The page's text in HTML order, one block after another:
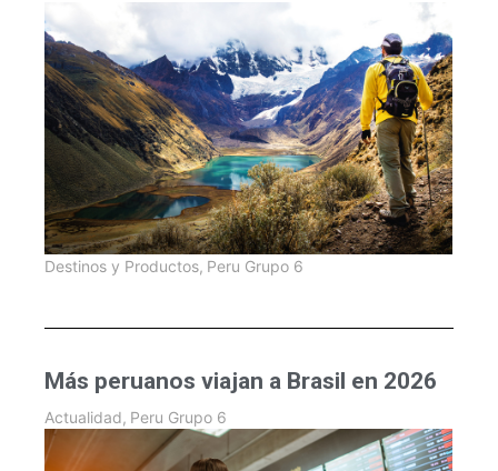
Destinos y Productos, Peru Grupo 6
Más peruanos viajan a Brasil en 2026
Actualidad, Peru Grupo 6